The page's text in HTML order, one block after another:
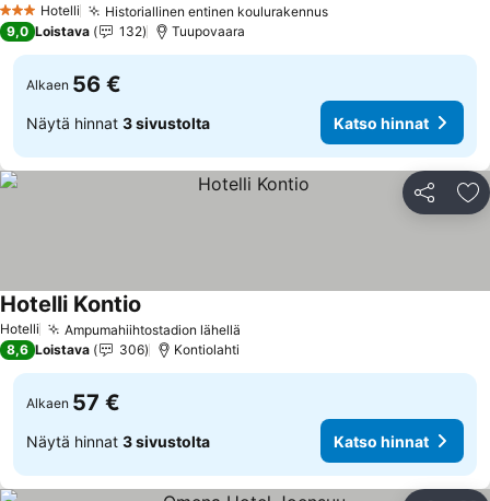
3 Tähtiluokitus
Hotelli Historiallinen entinen koulurakennus
9,0 Loistava 132 Tuupovaara
Alkaen 56 €
Näytä hinnat 3 sivustolta Katso hinnat
Jaa
Hotelli Ampumahiihtostadion lähellä
Hotelli Kontio
8,6 Loistava 306 Kontiolahti
Alkaen 57 €
Näytä hinnat 3 sivustolta Katso hinnat